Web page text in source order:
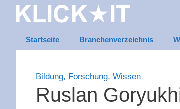
Inhalt
Startseite Branchenverzeichnis
Bildung, Forschung, Wissen
Ruslan